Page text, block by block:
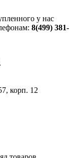
у нас
8(499) 381-
корп. 12